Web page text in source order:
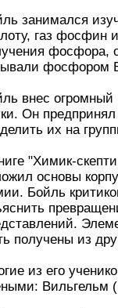
занимался
газ фосфин
фосфора,
фосфором
внес огромный
Он
их на
"Химик-
основы
Бойль
получены из
из его
Вильгельм